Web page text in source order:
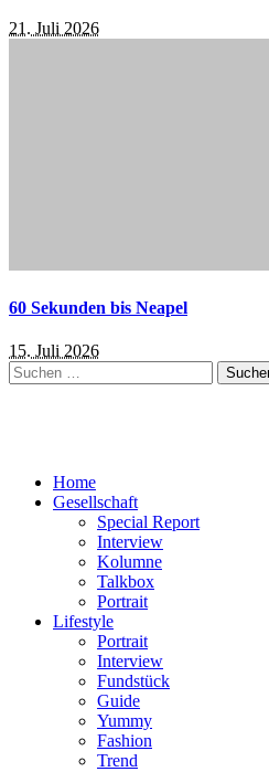
21. Juli 2026
60 Sekunden bis Neapel
15. Juli 2026
Suchen
nach:
Home
Gesellschaft
Special Report
Interview
Kolumne
Talkbox
Portrait
Lifestyle
Portrait
Interview
Fundstück
Guide
Yummy
Fashion
Trend